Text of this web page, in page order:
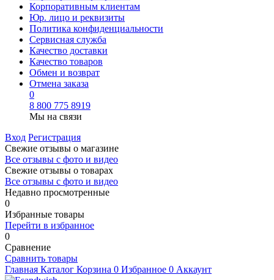
Корпоративным клиентам
Юр. лицо и реквизиты
Политика конфиденциальности
Сервисная служба
Качество доставки
Качество товаров
Обмен и возврат
Отмена заказа
0
8 800 775 8919
Мы на связи
Вход Регистрация
Свежие отзывы о магазине
Все отзывы с фото и видео
Свежие отзывы о товарах
Все отзывы c фото и видео
Недавно просмотренные
0
Избранные товары
Перейти в избранное
0
Сравнение
Сравнить товары
Главная Каталог Корзина 0 Избранное 0 Аккаунт